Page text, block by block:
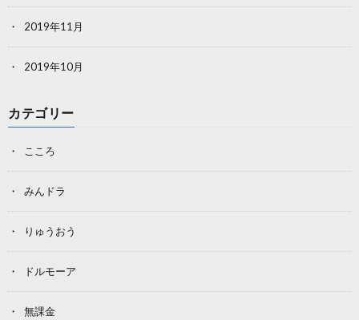
2019年11月
2019年10月
カテゴリー
こころ
みんドラ
りゅうおう
ドルモーア
無課金